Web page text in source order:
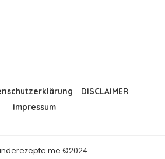
DISCLAIMER
Impressum
©2024